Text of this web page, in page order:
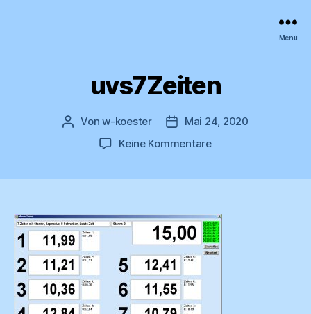
Menü
uvs7Zeiten
Beitragsautor
Vonw-koester Veröffentlichungsdatum
Mai 24, 2020
Keine Kommentarezu